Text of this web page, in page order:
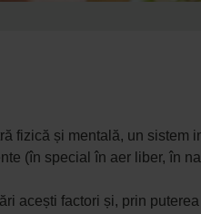
fizică și mentală, un
(în special în aer liber, în
acești factori și, prin